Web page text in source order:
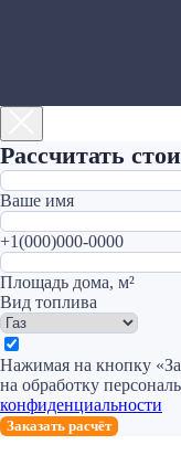
Каталог
О компании
Акции
Статьи
Контакты
Рассчитать
Ваше имя
+1(000)000-0000
Площадь дома, м²
Вид топлива
Нажимая на кнопку
на обработку
конфиденциальности
Заказать расчёт